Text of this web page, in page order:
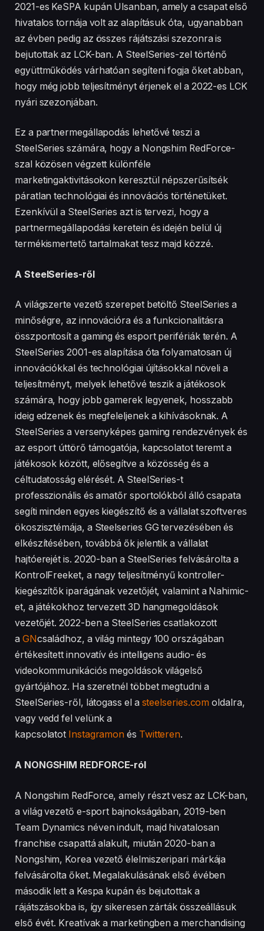
2021-es KeSPA kupán Ulsanban, amely a csapat első
hivatalos tornája volt az alapításuk óta, ugyanabban
az évben pedig az összes rájátszási szezonra is
bejutottak az LCK-ban. A SteelSeries-zel történő
együttműködés várhatóan segíteni fogja őket abban,
hogy még jobb teljesítményt érjenek el a 2022-es LCK
nyári szezonjában.
Ez a partnermegállapodás lehetővé teszi a
SteelSeries számára, hogy a Nongshim RedForce-
szal közösen végzett különféle
marketingaktivitásokon keresztül népszerűsítsék
páratlan technológiai és innovációs történetüket.
Ezenkívül a SteelSeries azt is tervezi, hogy a
partnermegállapodási keretein és idején belül új
termékismertető tartalmakat tesz majd közzé.
A SteelSeries-ről
A világszerte vezető szerepet betöltő SteelSeries a
minőségre, az innovációra és a funkcionalitásra
összpontosít a gaming és esport perifériák terén. A
SteelSeries 2001-es alapítása óta folyamatosan új
innovációkkal és technológiai újításokkal növeli a
teljesítményt, melyek lehetővé teszik a játékosok
számára, hogy jobb gamerek legyenek, hosszabb
ideig edzenek és megfeleljenek a kihívásoknak. A
SteelSeries a versenyképes gaming rendezvények és
az esport úttörő támogatója, kapcsolatot teremt a
játékosok között, elősegítve a közösség és a
céltudatosság elérését. A SteelSeries-t
professzionális és amatőr sportolókból álló csapata
segíti minden egyes kiegészítő és a vállalat szoftveres
ökoszisztémája, a Steelseries GG tervezésében és
elkészítésében, továbbá ők jelentik a vállalat
hajtóerejét is. 2020-ban a SteelSeries felvásárolta a
KontrolFreeket, a nagy teljesítményű kontroller-
kiegészítők iparágának vezetőjét, valamint a Nahimic-
et, a játékokhoz tervezett 3D hangmegoldások
vezetőjét. 2022-ben a SteelSeries csatlakozott
a GNcsaládhoz, a világ mintegy 100 országában
értékesített innovatív és intelligens audio- és
videokommunikációs megoldások világelső
gyártójához. Ha szeretnél többet megtudni a
SteelSeries-ről, látogass el a steelseries.com oldalra,
vagy vedd fel velünk a
kapcsolatot Instagramon és Twitteren.
A NONGSHIM REDFORCE-ról
A Nongshim RedForce, amely részt vesz az LCK-ban,
a világ vezető e-sport bajnokságában, 2019-ben
Team Dynamics néven indult, majd hivatalosan
franchise csapattá alakult, miután 2020-ban a
Nongshim, Korea vezető élelmiszeripari márkája
felvásárolta őket. Megalakulásának első évében
második lett a Kespa kupán és bejutottak a
rájátszásokba is, így sikeresen zárták összeállásuk
első évét. Kreatívak a marketingben a merchandising